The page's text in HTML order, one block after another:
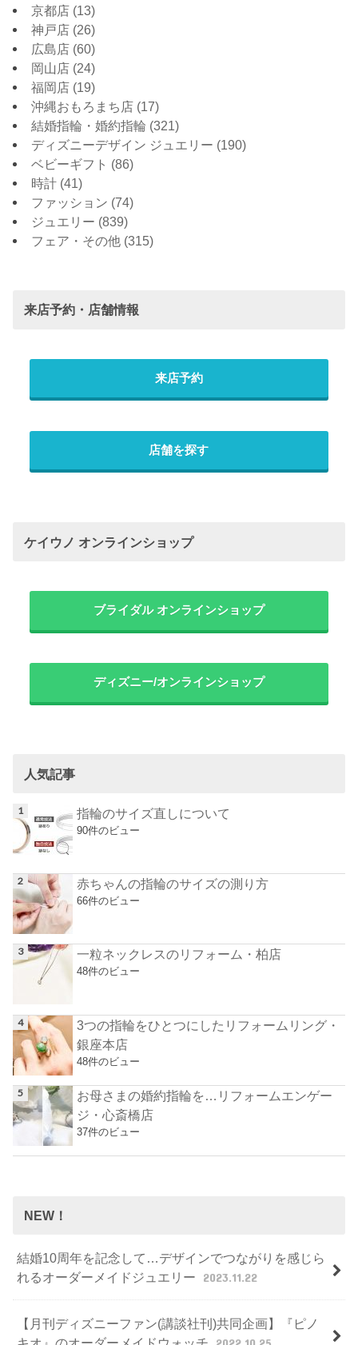
京都店 (13)
神戸店 (26)
広島店 (60)
岡山店 (24)
福岡店 (19)
沖縄おもろまち店 (17)
結婚指輪・婚約指輪 (321)
ディズニーデザイン ジュエリー (190)
ベビーギフト (86)
時計 (41)
ファッション (74)
ジュエリー (839)
フェア・その他 (315)
来店予約・店舗情報
来店予約
店舗を探す
ケイウノ オンラインショップ
ブライダル オンラインショップ
ディズニー/オンラインショップ
人気記事
指輪のサイズ直しについて
90件のビュー
赤ちゃんの指輪のサイズの測り方
66件のビュー
一粒ネックレスのリフォーム・柏店
48件のビュー
3つの指輪をひとつにしたリフォームリング・
銀座本店
48件のビュー
お母さまの婚約指輪を…リフォームエンゲー
ジ・心斎橋店
37件のビュー
NEW！
結婚10周年を記念して…デザインでつながりを感じら
れるオーダーメイドジュエリー
2023.11.22
【月刊ディズニーファン(講談社刊)共同企画】『ピノ